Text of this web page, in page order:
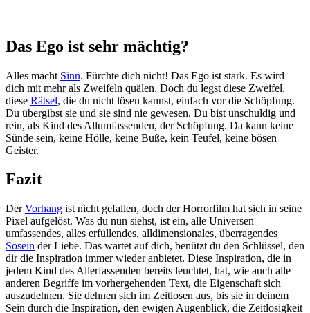
Das Ego ist sehr mächtig?
Alles macht Sinn. Fürchte dich nicht! Das Ego ist stark. Es wird
dich mit mehr als Zweifeln quälen. Doch du legst diese Zweifel,
diese Rätsel, die du nicht lösen kannst, einfach vor die Schöpfung.
Du übergibst sie und sie sind nie gewesen. Du bist unschuldig und
rein, als Kind des Allumfassenden, der Schöpfung. Da kann keine
Sünde sein, keine Hölle, keine Buße, kein Teufel, keine bösen
Geister.
Fazit
DerVorhang ist nicht gefallen, doch der Horrorfilm hat sich in seine
Pixel aufgelöst. Was du nun siehst, ist ein, alle Universen
umfassendes, alles erfüllendes, alldimensionales, überragendes
Sosein der Liebe. Das wartet auf dich, benützt du den Schlüssel, den
dir die Inspiration immer wieder anbietet. Diese Inspiration, die in
jedem Kind des Allerfassenden bereits leuchtet, hat, wie auch alle
anderen Begriffe im vorhergehenden Text, die Eigenschaft sich
auszudehnen. Sie dehnen sich im Zeitlosen aus, bis sie in deinem
Sein durch die Inspiration, den ewigen Augenblick, die Zeitlosigkeit